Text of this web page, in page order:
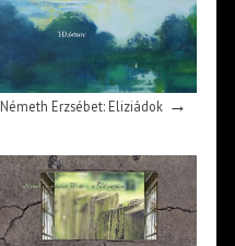
Németh Erzsébet: Eliziádok→